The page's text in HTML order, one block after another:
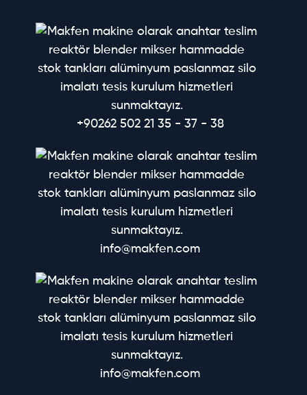
+90262 502 21 35 - 37 - 38
info@makfen.com
info@makfen.com